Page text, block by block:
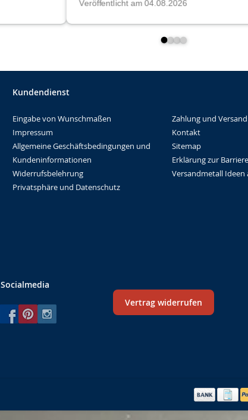
Kundendienst
Eingabe von Wunschmaßen
Impressum
Allgemeine Geschäftsbedingungen und
Kundeninformationen
Widerrufsbelehrung
Privatsphäre und Datenschutz
Zahlung und Versand
Kontakt
Sitemap
Erklärung zur
Versandmetall Ideen
Socialmedia
Vertrag widerrufen